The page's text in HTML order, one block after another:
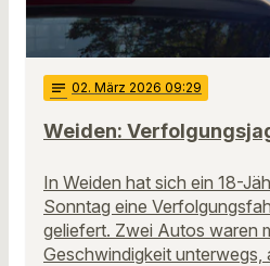
notes 02. März 2026 09:29
Weiden:
In Weiden hat sich ein 18-
Sonntag eine
geliefert. Zwei Autos waren
Geschwindigkeit unterwegs,